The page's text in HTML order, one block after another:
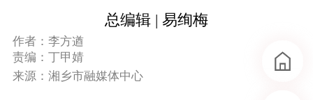
总编辑 | 易绚梅
作者：李方遒
责编：丁甲婧
来源：湘乡市融媒体中心